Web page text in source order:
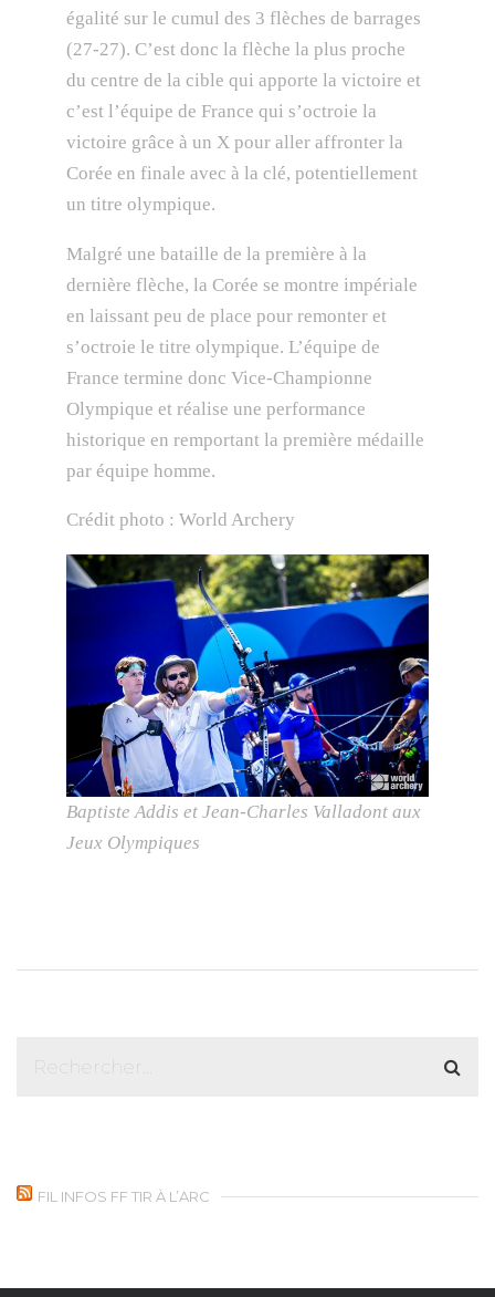
égalité sur le cumul des 3 flèches de barrages
(27-27). C’est donc la flèche la plus proche
du centre de la cible qui apporte la victoire et
c’est l’équipe de France qui s’octroie la
victoire grâce à un X pour aller affronter la
Corée en finale avec à la clé, potentiellement
un titre olympique.
Malgré une bataille de la première à la
dernière flèche, la Corée se montre impériale
en laissant peu de place pour remonter et
s’octroie le titre olympique. L’équipe de
France termine donc Vice-Championne
Olympique et réalise une performance
historique en remportant la première médaille
par équipe homme.
Crédit photo : World Archery
Baptiste Addis et Jean-Charles Valladont aux
Jeux Olympiques
FIL INFOS FF TIR À L’ARC